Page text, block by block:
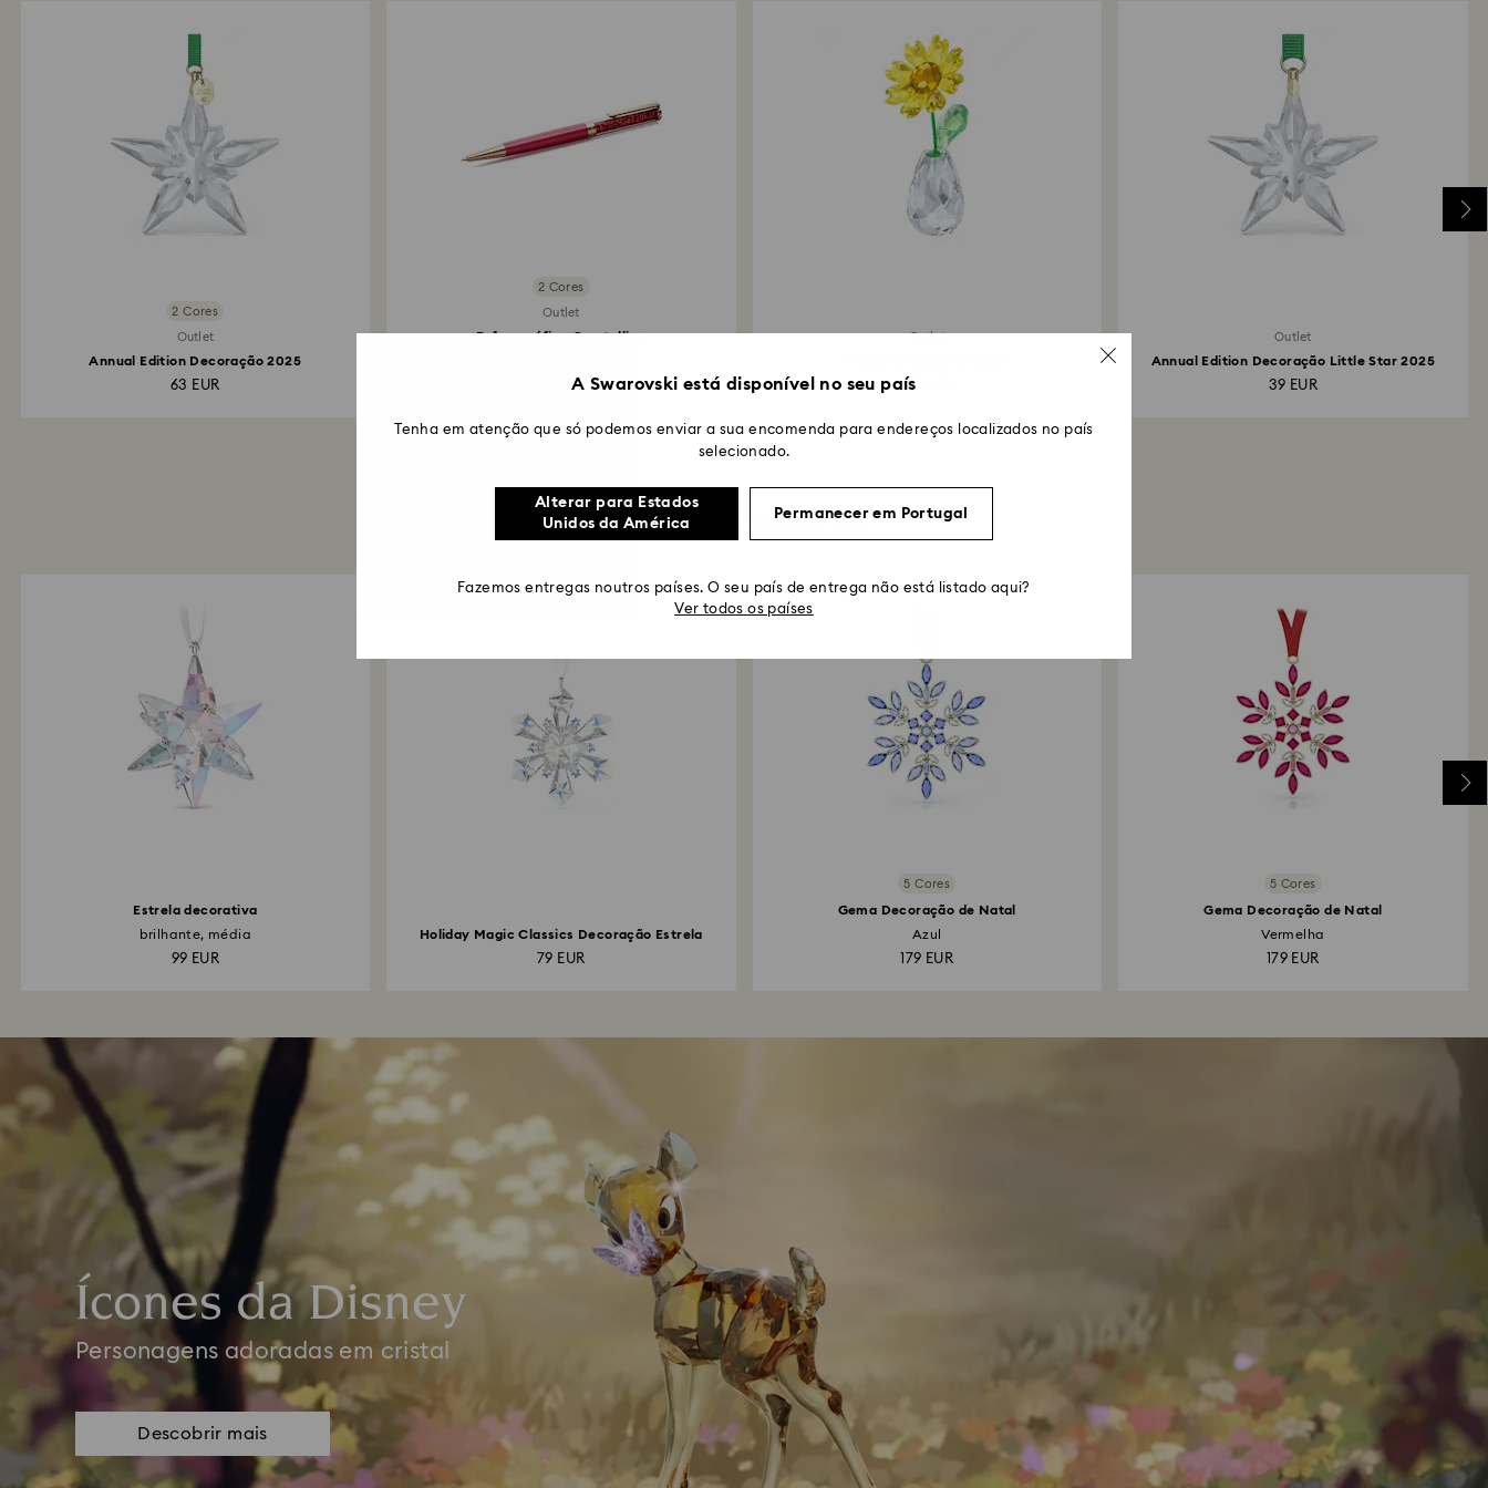
2 Cores
Outlet
Annual Edition Decoração 2025
63 EUR
2 Cores
Outlet
Esferográfica Crystalline
34 EUR
Outlet
69 EUR
Outlet
Annual Edition Decoração Little Star 2025
39 EUR
Poderá gostar de
Estrela decorativa
brilhante, média
99 EUR
Holiday Magic Classics Decoração Estrela
79 EUR
5 Cores
Gema Decoração de Natal
Azul
179 EUR
5 Cores
Gema Decoração de Natal
Vermelha
179 EUR
Ícones da Disney
Personagens adoradas em cristal
Descobrir mais
A Swarovski está disponível no seu país
Tenha em atenção que só podemos enviar a sua encomenda para endereços localizados no país
selecionado.
Alterar para Estados
Unidos da América
Permanecer em Portugal
Fazemos entregas noutros países. O seu país de entrega não está listado aqui?
Ver todos os países